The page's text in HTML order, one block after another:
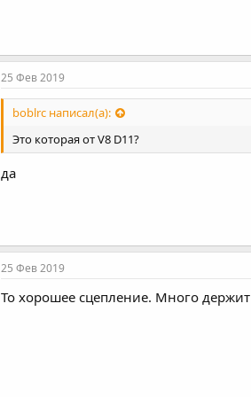
25 Фев 2019
boblrc написал(а):
Это которая от V8 D11?
да
25 Фев 2019
То хорошее сцепление. Много держит